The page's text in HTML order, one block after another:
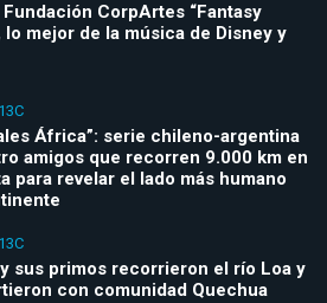
Fundación CorpArtes “Fantasy
lo mejor de la música de Disney y
África”: serie chileno-argentina
amigos que recorren 9.000 km en
para revelar el lado más humano
sus primos recorrieron el río Loa y
con comunidad Quechua